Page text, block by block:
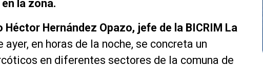
la zona.
Hernández Opazo, jefe de la BICRIM La
ayer, en horas de la noche, se concreta un
en diferentes sectores de la comuna de